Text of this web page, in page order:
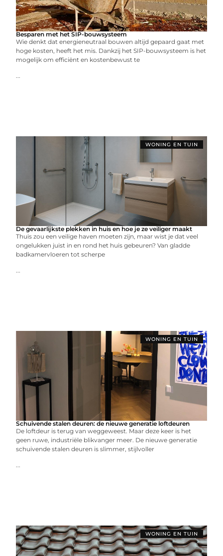
Besparen met het SIP-bouwsysteem
Wie denkt dat energieneutraal bouwen altijd gepaard gaat met
hoge kosten, heeft het mis. Dankzij het SIP-bouwsysteem is het
mogelijk om efficiënt en kostenbewust te
...
WONING EN TUIN
De gevaarlijkste plekken in huis en hoe je ze veiliger maakt
Thuis zou een veilige haven moeten zijn, maar wist je dat veel
ongelukken juist in en rond het huis gebeuren? Van gladde
badkamervloeren tot scherpe
...
WONING EN TUIN
Schuivende stalen deuren: de nieuwe generatie loftdeuren
De loftdeur is terug van weggeweest. Maar deze keer is het
geen ruwe, industriële blikvanger meer. De nieuwe generatie
schuivende stalen deuren is slimmer, stijlvoller
...
WONING EN TUIN